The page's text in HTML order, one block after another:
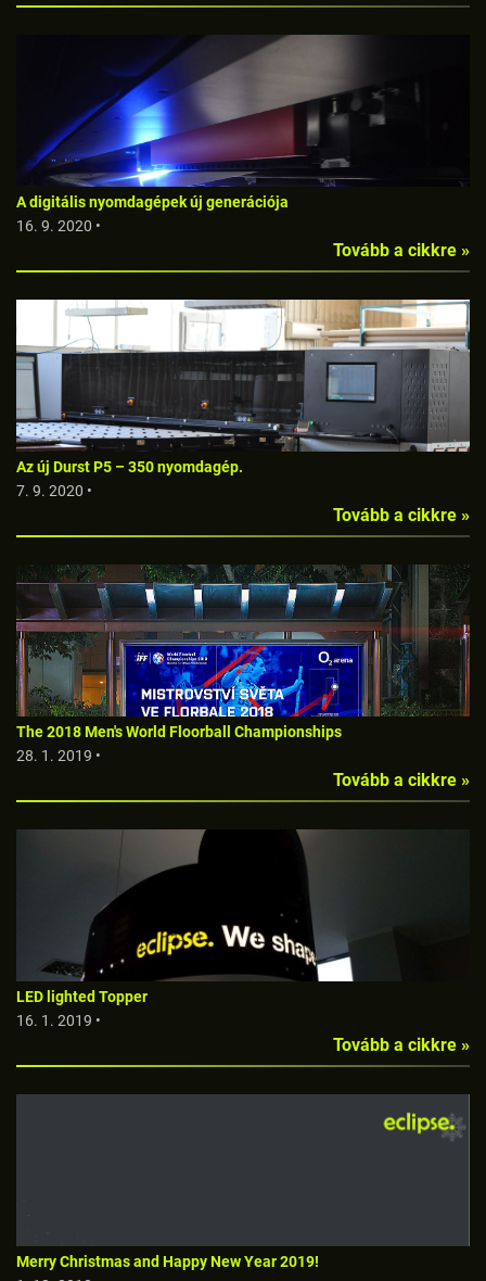
A digitális nyomdagépek új generációja
16. 9. 2020 •
Tovább a cikkre »
Az új Durst P5 – 350 nyomdagép.
7. 9. 2020 •
Tovább a cikkre »
The 2018 Men's World Floorball Championships
28. 1. 2019 •
Tovább a cikkre »
LED lighted Topper
16. 1. 2019 •
Tovább a cikkre »
Merry Christmas and Happy New Year 2019!